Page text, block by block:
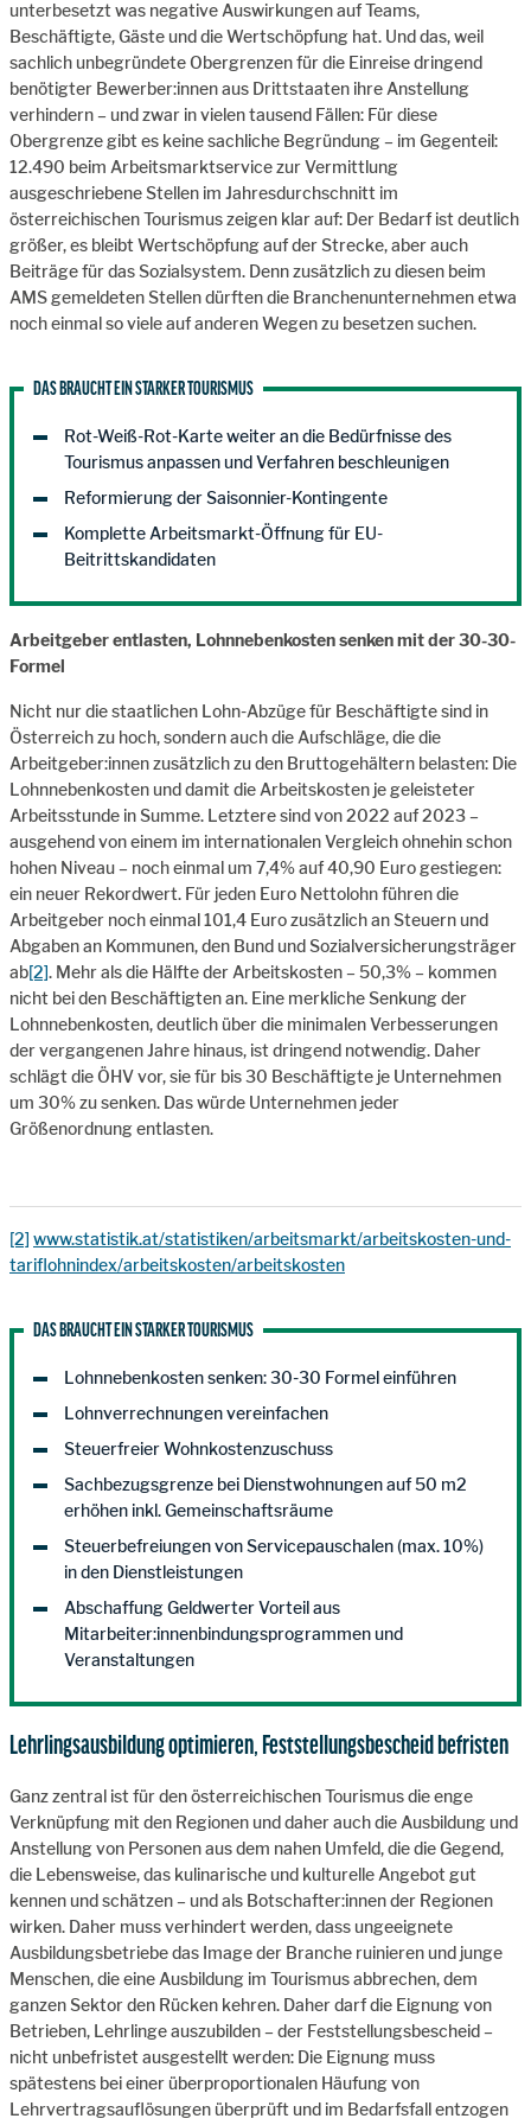
unterbesetzt was negative Auswirkungen auf Teams,
Beschäftigte, Gäste und die Wertschöpfung hat. Und das, weil
sachlich unbegründete Obergrenzen für die Einreise dringend
benötigter Bewerber:innen aus Drittstaaten ihre Anstellung
verhindern – und zwar in vielen tausend Fällen: Für diese
Obergrenze gibt es keine sachliche Begründung – im Gegenteil:
12.490 beim Arbeitsmarktservice zur Vermittlung
ausgeschriebene Stellen im Jahresdurchschnitt im
österreichischen Tourismus zeigen klar auf: Der Bedarf ist deutlich
größer, es bleibt Wertschöpfung auf der Strecke, aber auch
Beiträge für das Sozialsystem. Denn zusätzlich zu diesen beim
AMS gemeldeten Stellen dürften die Branchenunternehmen etwa
noch einmal so viele auf anderen Wegen zu besetzen suchen.
DAS BRAUCHT EIN STARKER TOURISMUS
Rot-Weiß-Rot-Karte weiter an die Bedürfnisse des
Tourismus anpassen und Verfahren beschleunigen
Reformierung der Saisonnier-Kontingente
Komplette Arbeitsmarkt-Öffnung für EU-
Beitrittskandidaten
Arbeitgeber entlasten, Lohnnebenkosten senken mit der 30-30-
Formel
Nicht nur die staatlichen Lohn-Abzüge für Beschäftigte sind in
Österreich zu hoch, sondern auch die Aufschläge, die die
Arbeitgeber:innen zusätzlich zu den Bruttogehältern belasten: Die
Lohnnebenkosten und damit die Arbeitskosten je geleisteter
Arbeitsstunde in Summe. Letztere sind von 2022 auf 2023 –
ausgehend von einem im internationalen Vergleich ohnehin schon
hohen Niveau – noch einmal um 7,4% auf 40,90 Euro gestiegen:
ein neuer Rekordwert. Für jeden Euro Nettolohn führen die
Arbeitgeber noch einmal 101,4 Euro zusätzlich an Steuern und
Abgaben an Kommunen, den Bund und Sozialversicherungsträger
ab[2]. Mehr als die Hälfte der Arbeitskosten – 50,3% – kommen
nicht bei den Beschäftigten an. Eine merkliche Senkung der
Lohnnebenkosten, deutlich über die minimalen Verbesserungen
der vergangenen Jahre hinaus, ist dringend notwendig. Daher
schlägt die ÖHV vor, sie für bis 30 Beschäftigte je Unternehmen
um 30% zu senken. Das würde Unternehmen jeder
Größenordnung entlasten.
[2] www.statistik.at/statistiken/arbeitsmarkt/arbeitskosten-und-
tariflohnindex/arbeitskosten/arbeitskosten
DAS BRAUCHT EIN STARKER TOURISMUS
Lohnnebenkosten senken: 30-30 Formel einführen
Lohnverrechnungen vereinfachen
Steuerfreier Wohnkostenzuschuss
Sachbezugsgrenze bei Dienstwohnungen auf 50 m2
erhöhen inkl. Gemeinschaftsräume
Steuerbefreiungen von Servicepauschalen (max. 10%)
in den Dienstleistungen
Abschaffung Geldwerter Vorteil aus
Mitarbeiter:innenbindungsprogrammen und
Veranstaltungen
Lehrlingsausbildung optimieren, Feststellungsbescheid befristen
Ganz zentral ist für den österreichischen Tourismus die enge
Verknüpfung mit den Regionen und daher auch die Ausbildung und
Anstellung von Personen aus dem nahen Umfeld, die die Gegend,
die Lebensweise, das kulinarische und kulturelle Angebot gut
kennen und schätzen – und als Botschafter:innen der Regionen
wirken. Daher muss verhindert werden, dass ungeeignete
Ausbildungsbetriebe das Image der Branche ruinieren und junge
Menschen, die eine Ausbildung im Tourismus abbrechen, dem
ganzen Sektor den Rücken kehren. Daher darf die Eignung von
Betrieben, Lehrlinge auszubilden – der Feststellungsbescheid –
nicht unbefristet ausgestellt werden: Die Eignung muss
spätestens bei einer überproportionalen Häufung von
Lehrvertragsauflösungen überprüft und im Bedarfsfall entzogen